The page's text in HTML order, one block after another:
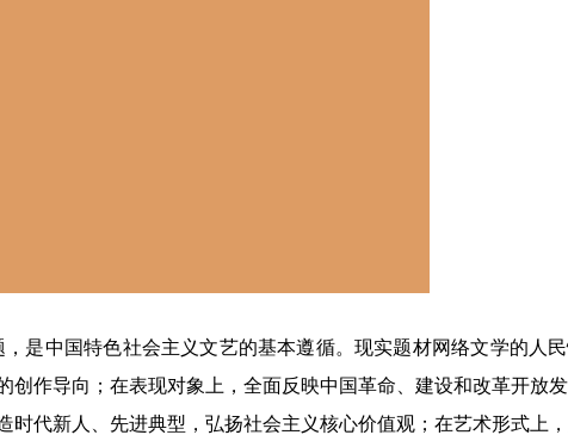
是中国特色社会主义文艺的基本遵循。现实题材网络文学的人
作导向；在表现对象上，全面反映中国革命、建设和改革开放发
代新人、先进典型，弘扬社会主义核心价值观；在艺术形式上